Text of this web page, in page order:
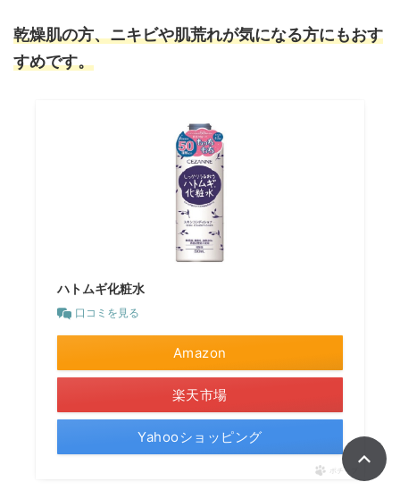
乾燥肌の方、ニキビや肌荒れが気になる方にもおす
すめです。
ハトムギ化粧水
口コミを見る
Amazon
楽天市場
Yahooショッピング
ポチップ